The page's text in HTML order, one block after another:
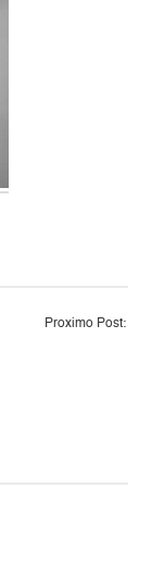
Proximo Post: